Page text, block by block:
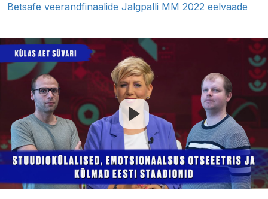
Betsafe veerandfinaalide Jalgpalli MM 2022 eelvaade